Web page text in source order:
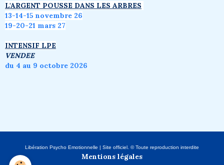
L'ARGENT POUSSE DANS LES ARBRES
13-14-15 novembre 26
19-20-21 mars 27
INTENSIF LPE
VENDEE
du 4 au 9 octobre 2026
Libération Psycho Emotionnelle | Site officiel. © Toute reproduction interdite
Mentions légales